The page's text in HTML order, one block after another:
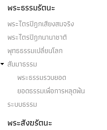
พระธรรมรัตนะ
พระไตรปิฎกเสียงสมจริง
พระไตรปิฎกนานาชาติ
พุทธธรรมเปลี่ยนโลก
สัมมาธรรม
พระธรรมรวบยอด
ยอดธรรมเพื่อการหลุดพ้น
ระบบธรรม
พระสังฆรัตนะ